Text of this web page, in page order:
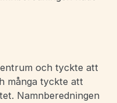
och tyckte att
många tyckte att
Namnberedningen